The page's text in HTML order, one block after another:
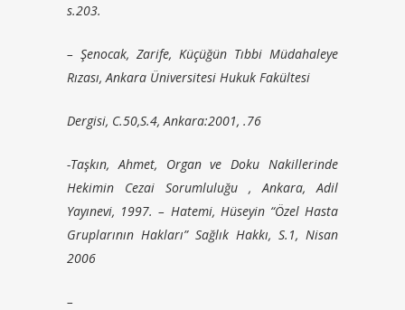
s.203.
– Şenocak, Zarife, Küçüğün Tıbbi Müdahaleye
Rızası, Ankara Üniversitesi Hukuk Fakültesi
Dergisi, C.50,S.4, Ankara:2001, .76
-Taşkın, Ahmet, Organ ve Doku Nakillerinde
Hekimin Cezai Sorumluluğu , Ankara, Adil
Yayınevi, 1997. – Hatemi, Hüseyin “Özel Hasta
Gruplarının Hakları” Sağlık Hakkı, S.1, Nisan
2006
–